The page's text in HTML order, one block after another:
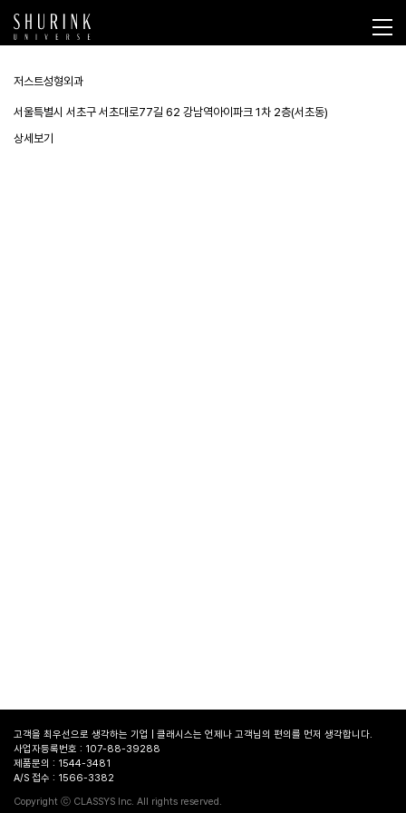
저스트성형외과
서울특별시 서초구 서초대로77길 62 강남역아이파크 1차 2층(서초동)
상세보기
고객을 최우선으로 생각하는 기업 | 클래시스는 언제나 고객님의 편의를 먼저 생각합니다.
사업자등록번호 : 107-88-39288
제품문의 : 1544-3481
A/S 접수 : 1566-3382
Copyright ⓒ CLASSYS Inc. All rights reserved.